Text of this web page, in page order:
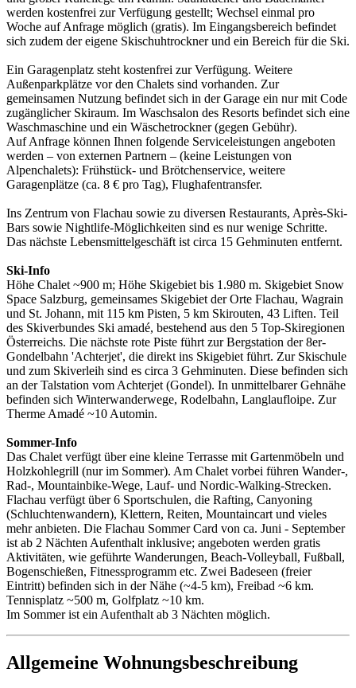
werden kostenfrei zur Verfügung gestellt; Wechsel einmal pro
Woche auf Anfrage möglich (gratis). Im Eingangsbereich befindet
sich zudem der eigene Skischuhtrockner und ein Bereich für die Ski.
Ein Garagenplatz steht kostenfrei zur Verfügung. Weitere
Außenparkplätze vor den Chalets sind vorhanden. Zur
gemeinsamen Nutzung befindet sich in der Garage ein nur mit Code
zugänglicher Skiraum. Im Waschsalon des Resorts befindet sich eine
Waschmaschine und ein Wäschetrockner (gegen Gebühr).
Auf Anfrage können Ihnen folgende Serviceleistungen angeboten
werden – von externen Partnern – (keine Leistungen von
Alpenchalets): Frühstück- und Brötchenservice, weitere
Garagenplätze (ca. 8 € pro Tag), Flughafentransfer.
Ins Zentrum von Flachau sowie zu diversen Restaurants, Après-Ski-
Bars sowie Nightlife-Möglichkeiten sind es nur wenige Schritte.
Das nächste Lebensmittelgeschäft ist circa 15 Gehminuten entfernt.
Ski-Info
Höhe Chalet ~900 m; Höhe Skigebiet bis 1.980 m. Skigebiet Snow
Space Salzburg, gemeinsames Skigebiet der Orte Flachau, Wagrain
und St. Johann, mit 115 km Pisten, 5 km Skirouten, 43 Liften. Teil
des Skiverbundes Ski amadé, bestehend aus den 5 Top-Skiregionen
Österreichs. Die nächste rote Piste führt zur Bergstation der 8er-
Gondelbahn 'Achterjet', die direkt ins Skigebiet führt. Zur Skischule
und zum Skiverleih sind es circa 3 Gehminuten. Diese befinden sich
an der Talstation vom Achterjet (Gondel). In unmittelbarer Gehnähe
befinden sich Winterwanderwege, Rodelbahn, Langlaufloipe. Zur
Therme Amadé ~10 Automin.
Sommer-Info
Das Chalet verfügt über eine kleine Terrasse mit Gartenmöbeln und
Holzkohlegrill (nur im Sommer). Am Chalet vorbei führen Wander-,
Rad-, Mountainbike-Wege, Lauf- und Nordic-Walking-Strecken.
Flachau verfügt über 6 Sportschulen, die Rafting, Canyoning
(Schluchtenwandern), Klettern, Reiten, Mountaincart und vieles
mehr anbieten. Die Flachau Sommer Card von ca. Juni - September
ist ab 2 Nächten Aufenthalt inklusive; angeboten werden gratis
Aktivitäten, wie geführte Wanderungen, Beach-Volleyball, Fußball,
Bogenschießen, Fitnessprogramm etc. Zwei Badeseen (freier
Eintritt) befinden sich in der Nähe (~4-5 km), Freibad ~6 km.
Tennisplatz ~500 m, Golfplatz ~10 km.
Im Sommer ist ein Aufenthalt ab 3 Nächten möglich.
Allgemeine Wohnungsbeschreibung